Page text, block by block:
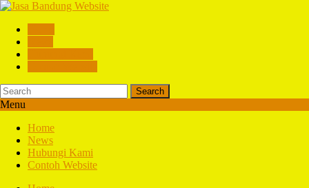
Search
Menu
Home
News
Hubungi Kami
Contoh Website